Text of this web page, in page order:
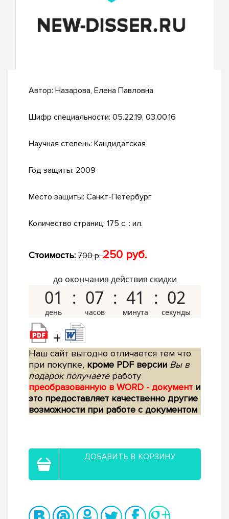
Автор: Назарова, Елена Павловна
Шифр специальности: 05.22.19, 03.00.16
Научная степень: Кандидатская
Год защиты: 2009
Место защиты: Санкт-Петербург
Количество страниц: 175 с. : ил.
Стоимость: 700 р.250 руб.
до окончания действия скидки
01 07 41 01
+
Наш сайт выгодно отличается тем что
при покупке, кроме PDF версии Вы в
подарок получаетеработу
преобразованную в WORD - документ и
это предоставляет качественно другие
возможности при работе с документом
ДОБАВИТЬ В КОРЗИНУ